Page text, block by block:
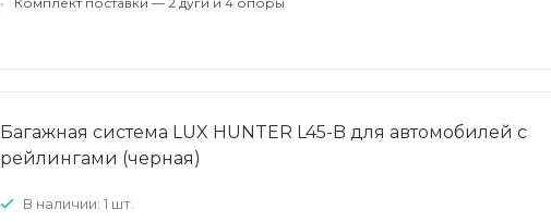
Багажная система LUX HUNTER L45-B для автомобилей с
рейлингами (черная)
В наличии: 1 шт.